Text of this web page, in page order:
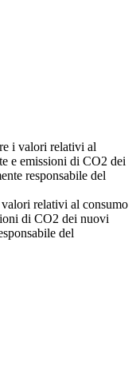
i valori relativi al
e emissioni di CO2 dei
responsabile del
relativi al consumo
di CO2 dei nuovi
del